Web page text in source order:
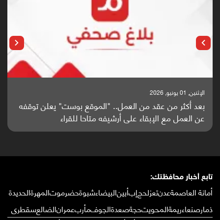
الإثنين, 01 يونيو, 2026
بعد أكثر من عقد من العمل.. "الموقع بوست" يعلن توقفه
عن العمل مع الإبقاء على أرشيفه متاحا للقراء
تابع أخبار محافظتك:
أمانة العاصمةعدنتعزلحجإبأبينالبيضاءشبوةحضرموتالمهرةالحديدة
ذمارصنعاءريمةالمحويتحجةصعدةالجوفمأربعمرانالضالعسقطرى